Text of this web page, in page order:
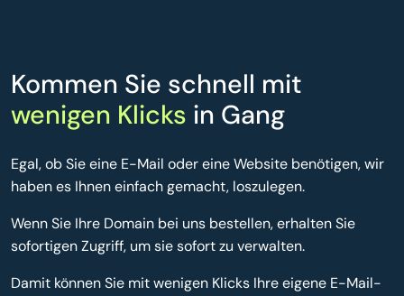
Kommen Sie schnell mit
wenigen Klicks in Gang
Egal, ob Sie eine E-Mail oder eine Website benötigen, wir
haben es Ihnen einfach gemacht, loszulegen.
Wenn Sie Ihre Domain bei uns bestellen, erhalten Sie
sofortigen Zugriff, um sie sofort zu verwalten.
Damit können Sie mit wenigen Klicks Ihre eigene E-Mail-